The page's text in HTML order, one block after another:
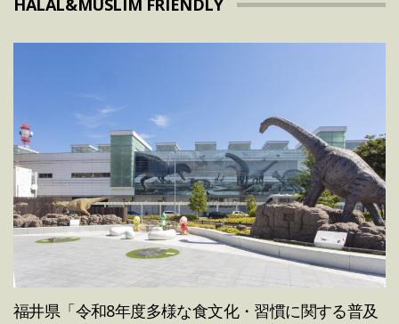
福井県「令和8年度多様な食文化・習慣に関する普及